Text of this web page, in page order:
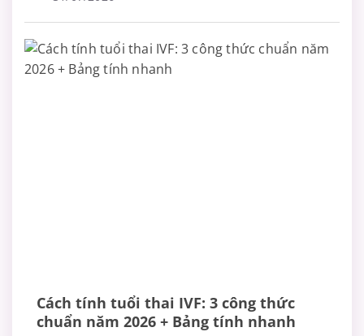
Cách tính tuổi thai IVF: 3 công thức
chuẩn năm 2026 + Bảng tính nhanh